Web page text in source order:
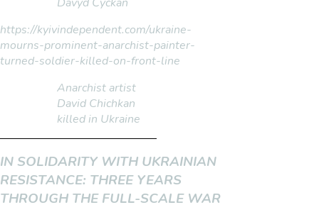
https://kyivindependent.com/ukraine-
mourns-prominent-anarchist-painter-
turned-soldier-killed-on-front-line
Anarchist artist
David Chichkan
killed in Ukraine
IN SOLIDARITY WITH UKRAINIAN
RESISTANCE: THREE YEARS
THROUGH THE FULL-SCALE WAR